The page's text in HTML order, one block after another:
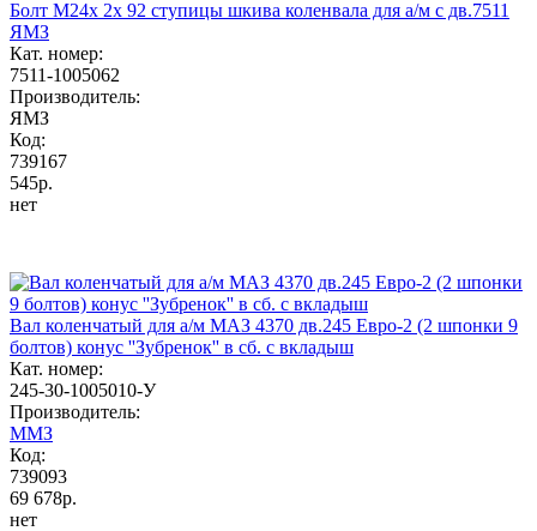
Болт М24х 2х 92 ступицы шкива коленвала для а/м с дв.7511
ЯМЗ
Кат. номер:
7511-1005062
Производитель:
ЯМЗ
Код:
739167
545р.
нет
Вал коленчатый для а/м МАЗ 4370 дв.245 Евро-2 (2 шпонки 9
болтов) конус ''Зубренок'' в сб. с вкладыш
Кат. номер:
245-30-1005010-У
Производитель:
ММЗ
Код:
739093
69 678р.
нет